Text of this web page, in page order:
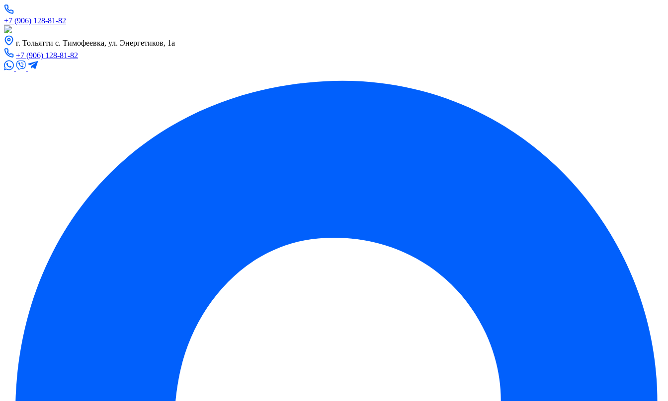
+7 (906) 128-81-82
г. Тольятти с. Тимофеевка, ул. Энергетиков, 1а
+7 (906) 128-81-82